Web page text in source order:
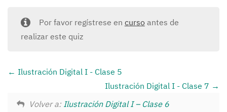
Por favor regístrese en cursoantes de
realizar este quiz
Ilustración Digital I - Clase 5
Ilustración Digital I - Clase 7
Volver a: Ilustración Digital I – Clase 6